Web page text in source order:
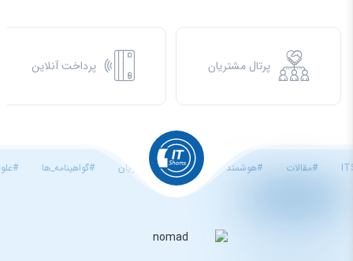
پرتال مشتریان پرداخت آنلاین
گواهینامه_ها مشتریان شورا هوشمند مقالات